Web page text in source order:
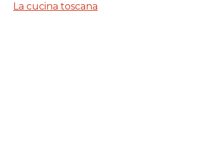
La cucina toscana